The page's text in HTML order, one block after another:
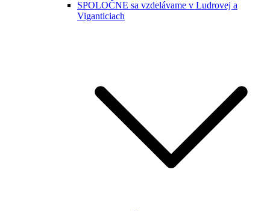
SPOLOČNE sa vzdelávame v Ludrovej a
Viganticiach